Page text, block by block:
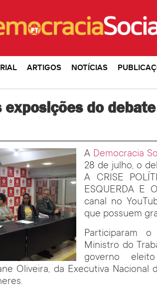
ARTIGOS NOTÍCIAS
do debate
A Democracia
28 de julho, o
A CRISE
ESQUERDA E
canal no
que possuem
Participaram
Ministro do
governo
Oliveira, da Executiva